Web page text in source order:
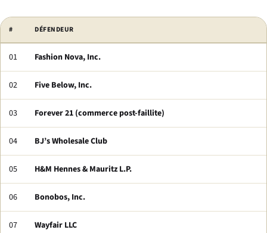
# DÉFENDEUR
01 Fashion Nova, Inc.
02 Five Below, Inc.
03 Forever 21 (commerce post-faillite)
04 BJ’s Wholesale Club
05 H&M Hennes & Mauritz L.P.
06 Bonobos, Inc.
07 Wayfair LLC